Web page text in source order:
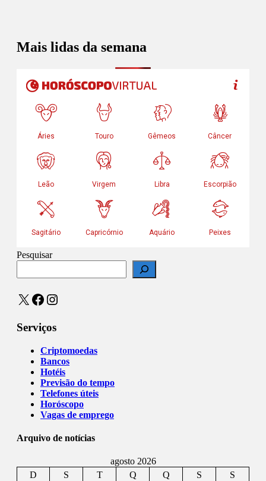
Mais lidas da semana
Pesquisar
X Facebook
Instagram
Serviços
Criptomoedas
Bancos
Hotéis
Previsão do tempo
Telefones úteis
Horóscopo
Vagas de emprego
Arquivo de notícias
agosto 2026
D
S T Q Q S
S